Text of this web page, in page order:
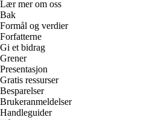
Lær mer om oss
Bak
Formål og verdier
Forfatterne
Gi et bidrag
Grener
Presentasjon
Gratis ressurser
Besparelser
Brukeranmeldelser
Handleguider